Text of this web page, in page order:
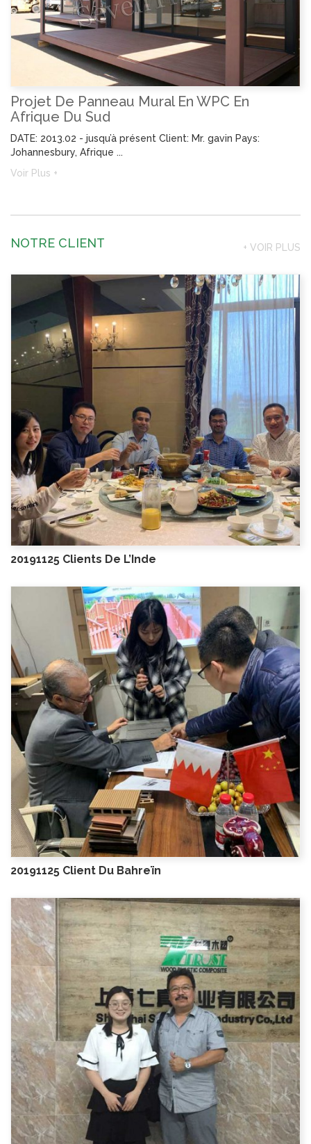
Projet De Panneau Mural En WPC En
Afrique Du Sud
DATE: 2013.02 - jusqu’à présent Client: Mr. gavin Pays:
Johannesbury, Afrique ...
Voir Plus +
NOTRE CLIENT + VOIR PLUS
20191125 Clients De L’Inde
20191125 Client Du Bahreïn